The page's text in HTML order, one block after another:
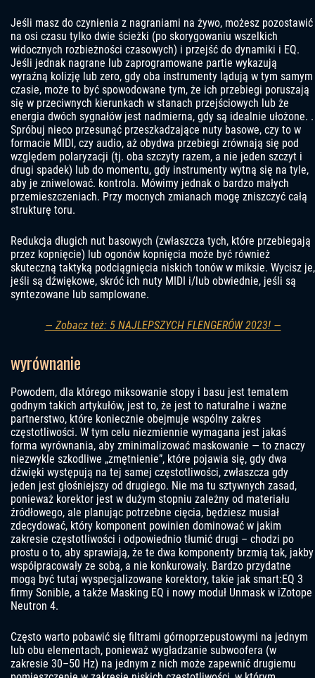
Jeśli masz do czynienia z nagraniami na żywo, możesz pozostawić
na osi czasu tylko dwie ścieżki (po skorygowaniu wszelkich
widocznych rozbieżności czasowych) i przejść do dynamiki i EQ.
Jeśli jednak nagrane lub zaprogramowane partie wykazują
wyraźną kolizję lub zero, gdy oba instrumenty lądują w tym samym
czasie, może to być spowodowane tym, że ich przebiegi poruszają
się w przeciwnych kierunkach w stanach przejściowych lub że
energia dwóch sygnałów jest nadmierna, gdy są idealnie ułożone. .
Spróbuj nieco przesunąć przeszkadzające nuty basowe, czy to w
formacie MIDI, czy audio, aż obydwa przebiegi zrównają się pod
względem polaryzacji (tj. oba szczyty razem, a nie jeden szczyt i
drugi spadek) lub do momentu, gdy instrumenty wytną się na tyle,
aby je zniwelować. kontrola. Mówimy jednak o bardzo małych
przemieszczeniach. Przy mocnych zmianach mogę zniszczyć całą
strukturę toru.
Redukcja długich nut basowych (zwłaszcza tych, które przebiegają
przez kopnięcie) lub ogonów kopnięcia może być również
skuteczną taktyką podciągnięcia niskich tonów w miksie. Wycisz je,
jeśli są dźwiękowe, skróć ich nuty MIDI i/lub obwiednie, jeśli są
syntezowane lub samplowane.
— Zobacz też: 5 NAJLEPSZYCH FLENGERÓW 2023! —
wyrównanie
Powodem, dla którego miksowanie stopy i basu jest tematem
godnym takich artykułów, jest to, że jest to naturalne i ważne
partnerstwo, które koniecznie obejmuje wspólny zakres
częstotliwości. W tym celu niezmiennie wymagana jest jakaś
forma wyrównania, aby zminimalizować maskowanie — to znaczy
niezwykle szkodliwe „zmętnienie”, które pojawia się, gdy dwa
dźwięki występują na tej samej częstotliwości, zwłaszcza gdy
jeden jest głośniejszy od drugiego. Nie ma tu sztywnych zasad,
ponieważ korektor jest w dużym stopniu zależny od materiału
źródłowego, ale planując potrzebne cięcia, będziesz musiał
zdecydować, który komponent powinien dominować w jakim
zakresie częstotliwości i odpowiednio tłumić drugi – chodzi po
prostu o to, aby sprawiają, że te dwa komponenty brzmią tak, jakby
współpracowały ze sobą, a nie konkurowały. Bardzo przydatne
mogą być tutaj wyspecjalizowane korektory, takie jak smart:EQ 3
firmy Sonible, a także Masking EQ i nowy moduł Unmask w iZotope
Neutron 4.
Często warto pobawić się filtrami górnoprzepustowymi na jednym
lub obu elementach, ponieważ wygładzanie subwoofera (w
zakresie 30–50 Hz) na jednym z nich może zapewnić drugiemu